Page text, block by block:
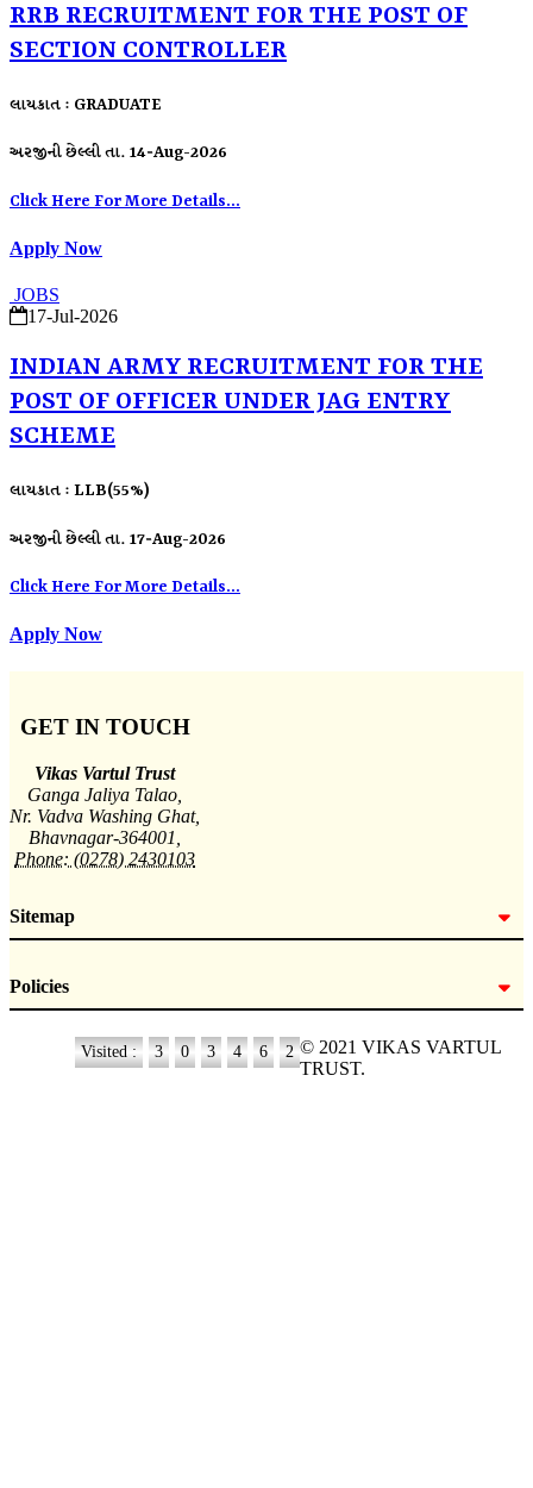
RRB RECRUITMENT FOR THE POST OF
SECTION CONTROLLER
લાયકાત : GRADUATE
અરજીની છેલ્લી તા. 14-Aug-2026
Click Here For More Details...
Apply Now
JOBS
17-Jul-2026
INDIAN ARMY RECRUITMENT FOR THE
POST OF OFFICER UNDER JAG ENTRY
SCHEME
લાયકાત : LLB(55%)
અરજીની છેલ્લી તા. 17-Aug-2026
Click Here For More Details...
Apply Now
GET IN TOUCH
Vikas Vartul Trust
Ganga Jaliya Talao,
Nr. Vadva Washing Ghat,
Bhavnagar-364001,
Phone: (0278) 2430103
Sitemap
Policies
Visited : 3 0 3 4 6 2 © 2021 VIKAS VARTUL
TRUST.